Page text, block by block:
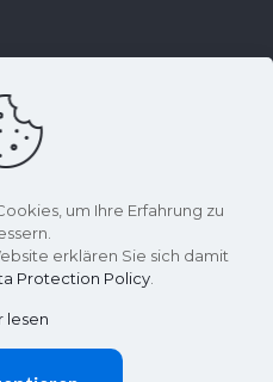
kollwitz.schulen-
Lengenfeld unterm
um Ihre Erfahrung zu
erklären Sie sich damit
Protection Policy.
lesen